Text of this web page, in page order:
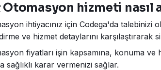
Otomasyon hizmeti nasıl
ihtiyacınız için Codega'da
ve hizmet detaylarını karşılaştırarak
fiyatları işin kapsamına, konuma
sağlıklı karar vermenizi sağlar.